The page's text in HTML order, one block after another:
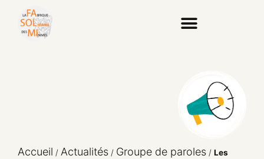
Accueil / Actualités / Groupe de paroles / Les